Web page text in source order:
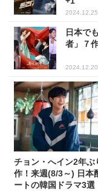
2024.12.25
日本で
者」７
2024.12.20
チョン・へイン2年ぶ
作！来週(8/3～) 日本
ートの韓国ドラマ3選